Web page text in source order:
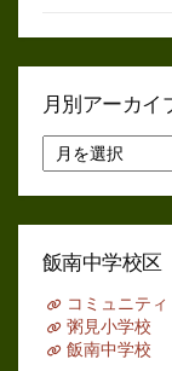
月別アーカイ
別
ア
イ
飯南中学校区
コミュニテ
粥見小学校
飯南中学校